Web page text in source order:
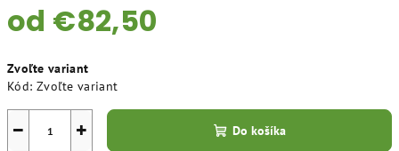
od €82,50
cena:
Zvoľte variant
Kód: Zvoľte variant
+
− Do košíka